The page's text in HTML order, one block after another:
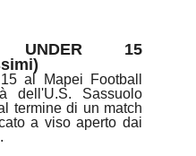
UNDER 15
al Mapei Football
dell'U.S. Sassuolo
termine di un match
a viso aperto dai